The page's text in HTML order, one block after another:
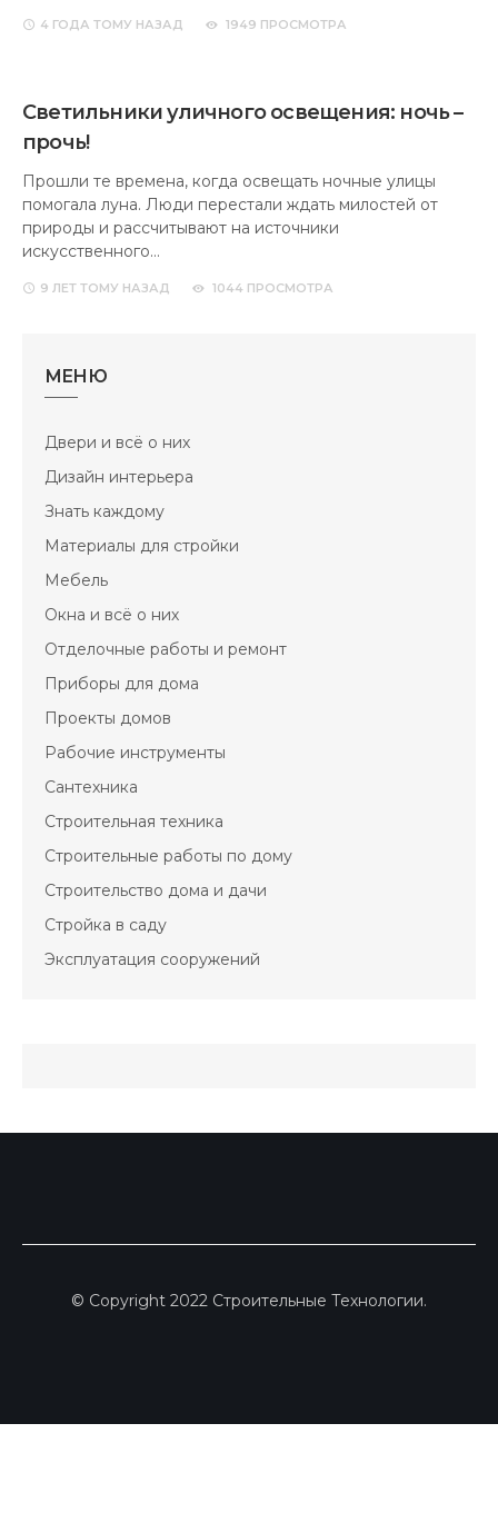
4 ГОДА ТОМУ НАЗАД 1949 ПРОСМОТРА
Светильники уличного освещения: ночь –
прочь!
Прошли те времена, когда освещать ночные улицы
помогала луна. Люди перестали ждать милостей от
природы и рассчитывают на источники
искусственного…
9 ЛЕТ ТОМУ НАЗАД 1044 ПРОСМОТРА
МЕНЮ
Двери и всё о них
Дизайн интерьера
Знать каждому
Материалы для стройки
Мебель
Окна и всё о них
Отделочные работы и ремонт
Приборы для дома
Проекты домов
Рабочие инструменты
Сантехника
Строительная техника
Строительные работы по дому
Строительство дома и дачи
Стройка в саду
Эксплуатация сооружений
© Copyright 2022 Строительные Технологии.